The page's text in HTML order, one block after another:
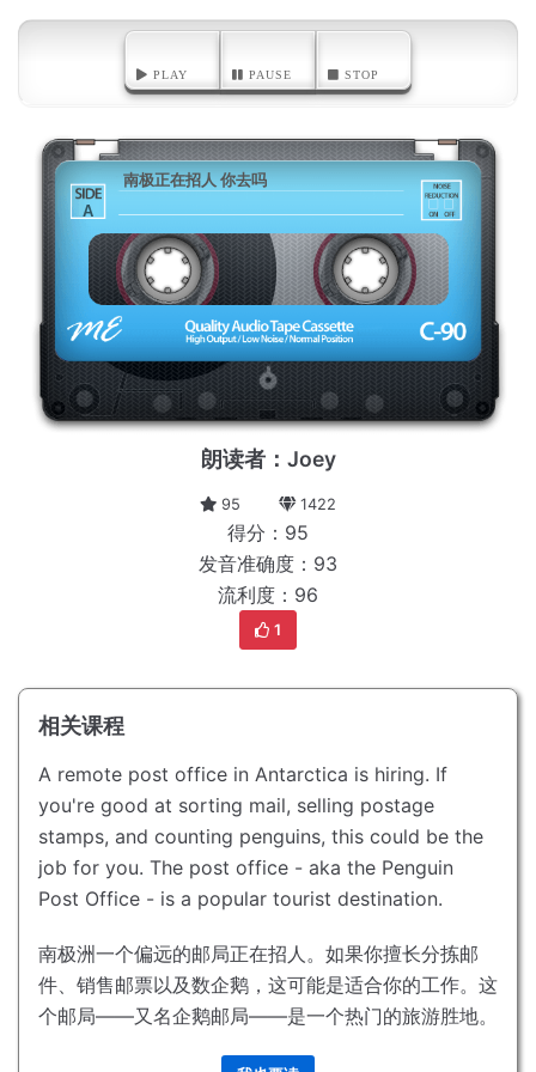
PLAY PAUSE STOP
A
南极正在招人 你去吗
朗读者：Joey
95 1422
得分：95
发音准确度：93
流利度：96
1
相关课程
A remote post office in Antarctica is hiring. If
you're good at sorting mail, selling postage
stamps, and counting penguins, this could be the
job for you. The post office - aka the Penguin
Post Office - is a popular tourist destination.
南极洲一个偏远的邮局正在招人。 如果你擅长分拣邮
件、销售邮票以及数企鹅，这可能是适合你的工作。 这
个邮局——又名企鹅邮局——是一个热门的旅游胜地。